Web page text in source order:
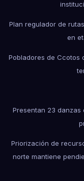
Plan regulador de
en
Pobladores de Ccotos
Presentan 23
Priorización de
norte mantiene